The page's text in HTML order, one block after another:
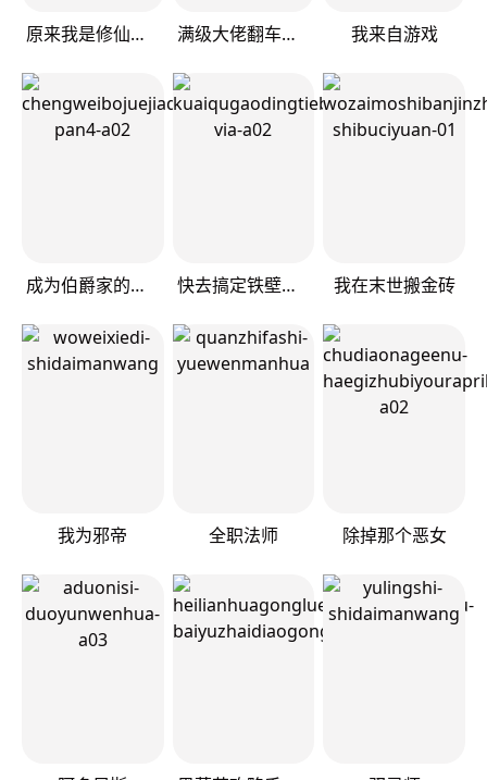
原来我是修仙大佬 满级大佬翻车以后 我来自游戏
成为伯爵家的废物 快去搞定铁壁皇帝！ 我在末世搬金砖
我为邪帝 全职法师 除掉那个恶女